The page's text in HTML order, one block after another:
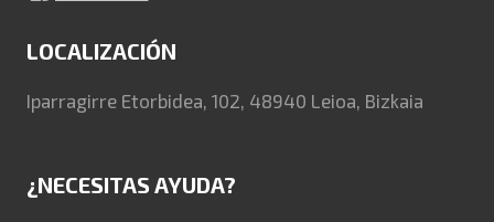
LOCALIZACIÓN
Iparragirre Etorbidea, 102, 48940 Leioa, Bizkaia
¿NECESITAS AYUDA?